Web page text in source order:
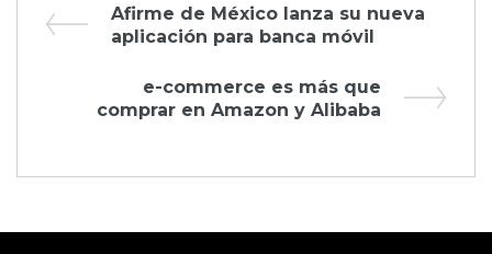
Navegación
entradas
Previous
Post
Afirme de México lanza su nueva
aplicación para banca móvil
Next
Post
e-commerce es más que
comprar en Amazon y Alibaba